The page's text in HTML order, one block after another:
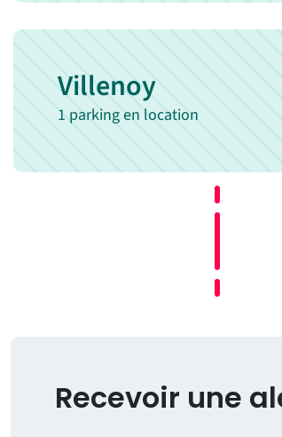
Villenoy
1 parking en location
Recevoir une